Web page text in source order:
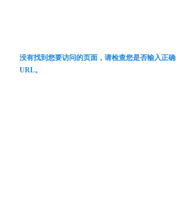
没有找到您要访问的页面，请检查您是否输入正确
URL。